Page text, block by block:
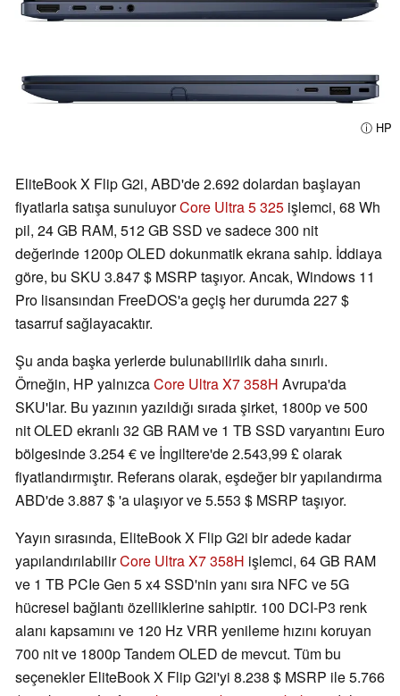
ⓘ HP
EliteBook X Flip G2i, ABD'de 2.692 dolardan başlayan
fiyatlarla satışa sunuluyorCore Ultra 5 325 işlemci, 68 Wh
pil, 24 GB RAM, 512 GB SSD ve sadece 300 nit
değerinde 1200p OLED dokunmatik ekrana sahip. İddiaya
göre, bu SKU 3.847 $ MSRP taşıyor. Ancak, Windows 11
Pro lisansından FreeDOS'a geçiş her durumda 227 $
tasarruf sağlayacaktır.
Şu anda başka yerlerde bulunabilirlik daha sınırlı.
Örneğin, HP yalnızcaCore Ultra X7 358H Avrupa'da
SKU'lar. Bu yazının yazıldığı sırada şirket, 1800p ve 500
nit OLED ekranlı 32 GB RAM ve 1 TB SSD varyantını Euro
bölgesinde 3.254 € ve İngiltere'de 2.543,99 £ olarak
fiyatlandırmıştır. Referans olarak, eşdeğer bir yapılandırma
ABD'de 3.887 $ 'a ulaşıyor ve 5.553 $ MSRP taşıyor.
Yayın sırasında, EliteBook X Flip G2i bir adede kadar
yapılandırılabilirCore Ultra X7 358H işlemci, 64 GB RAM
ve 1 TB PCIe Gen 5 x4 SSD'nin yanı sıra NFC ve 5G
hücresel bağlantı özelliklerine sahiptir. 100 DCI-P3 renk
alanı kapsamını ve 120 Hz VRR yenileme hızını koruyan
700 nit ve 1800p Tandem OLED de mevcut. Tüm bu
seçenekler EliteBook X Flip G2i'yi 8.238 $ MSRP ile 5.766